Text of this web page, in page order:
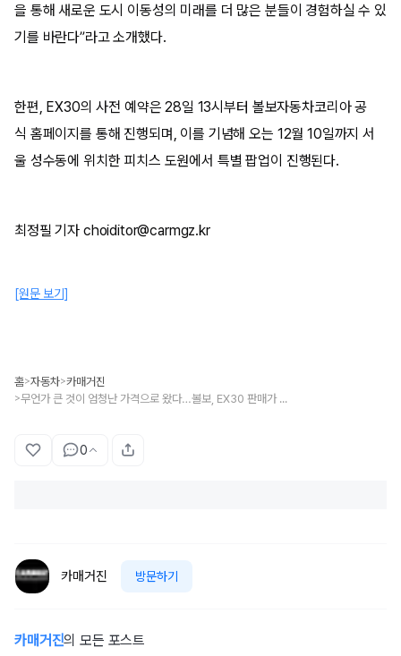
을 통해 새로운 도시 이동성의 미래를 더 많은 분들이 경험하실 수 있
기를 바란다”라고 소개했다.
한편, EX30의 사전 예약은 28일 13시부터 볼보자동차코리아 공
식 홈페이지를 통해 진행되며, 이를 기념해 오는 12월 10일까지 서
울 성수동에 위치한 피치스 도원에서 특별 팝업이 진행된다.
최정필 기자 choiditor@carmgz.kr
[원문 보기]
홈>자동차>카매거진
> 무언가 큰 것이 엄청난 가격으로 왔다…볼보, EX30 판매가 4,945만원부터
0
카매거진 방문하기
카매거진의 모든 포스트